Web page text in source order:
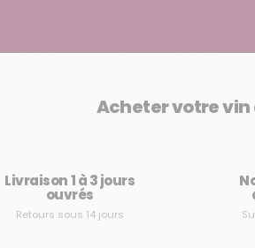
Acheter votre
Livraison 1 à 3 jours
ouvrés
Retours sous 14 jours